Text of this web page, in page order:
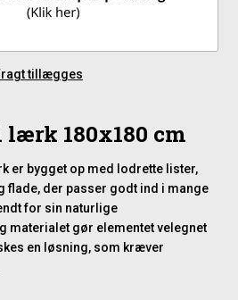
tillægges
180x180 cm
er bygget op med lodrette lister,
flade, der passer godt ind i mange
for sin naturlige
materialet gør elementet velegnet
en løsning, som kræver